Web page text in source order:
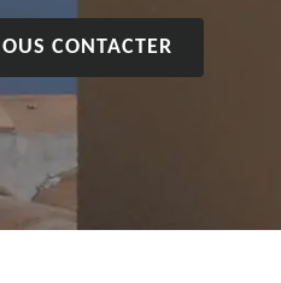
CONTACTER